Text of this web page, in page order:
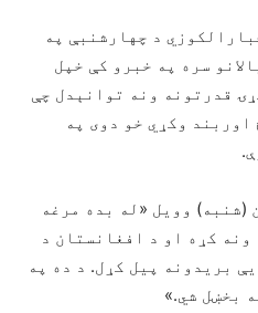
د چهارشنبې په
له خبریالانو سره په خبرو کې خپل
قدرتونه ونه توانېدل چې
وکړي خو دوی په
(شنبه) وویل «له بده مرغه
کړه او د افغانستان د
بریدونه پیل کړل. د ده په
بخښل شي.»